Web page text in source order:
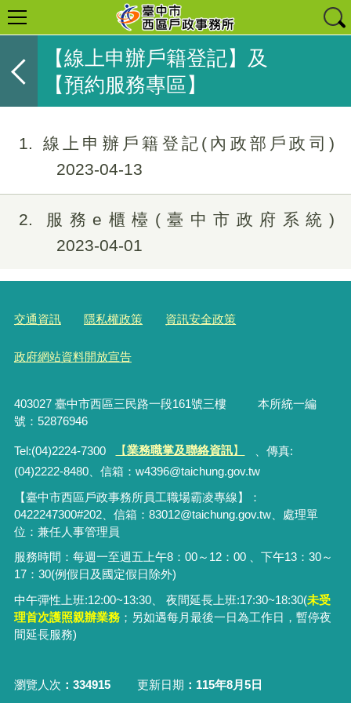
【線上申辦戶籍登記】及
【預約服務專區】
1
線上申辦戶籍登記(內政部戶政司)
2023-04-13
2
服務e櫃檯(臺中市政府系統)
2023-04-01
交通資訊 隱私權政策 資訊安全政策
政府網站資料開放宣告
403027 臺中市西區三民路一段161號三樓 本所統一編
號：52876946
Tel:(04)2224-7300 【業務職掌及聯絡資訊】
、傳真:
(04)2222-8480、 信箱： w4396@taichung.gov.tw
【臺中市西區戶政事務所員工職場霸凌專線】：
0422247300#202、信箱：83012@taichung.gov.tw、處理單
位：兼任人事管理員
服務時間：每週一至週五上午8：00～12：00 、下午13：30～
17：30(例假日及國定假日除外)
中午彈性上班:12:00~13:30、 夜間延長上班:17:30~18:30(未受
理首次護照親辦業務； 另如遇每月最後一日為工作日，暫停夜
間延長服務)
瀏覽人次 334915 更新日期 115年8月5日